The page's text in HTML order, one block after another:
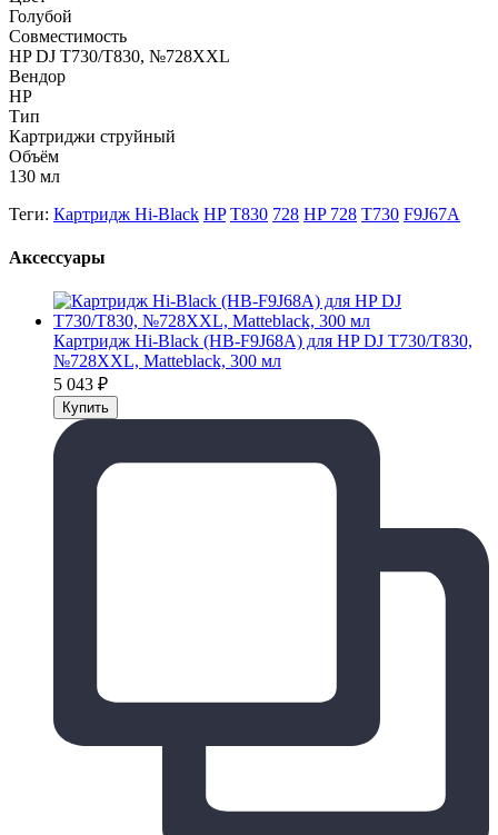
Голубой
Совместимость
HP DJ T730/T830, №728XXL
Вендор
HP
Тип
Картриджи струйный
Объём
130 мл
Теги: Картридж Hi-Black HP T830 728 HP 728 T730 F9J67A
Аксессуары
Картридж Hi-Black (HB-F9J68A) для HP DJ T730/T830,
№728XXL, Matteblack, 300 мл
5 043 ₽